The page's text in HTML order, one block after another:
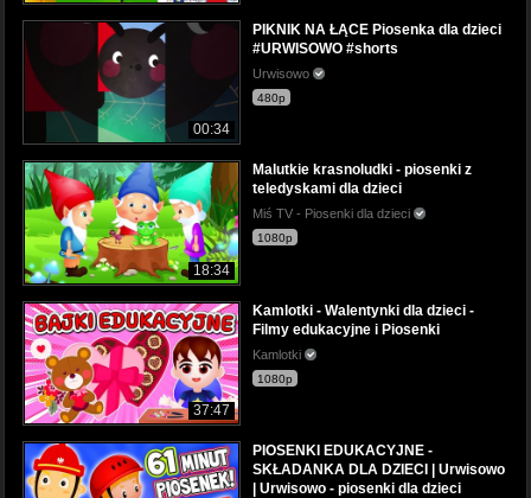
00:34
PIKNIK NA ŁĄCE Piosenka dla dzieci
#URWISOWO #shorts
Urwisowo
480p
18:34
Malutkie krasnoludki - piosenki z
teledyskami dla dzieci
Miś TV - Piosenki dla dzieci
1080p
37:47
Kamlotki - Walentynki dla dzieci -
Filmy edukacyjne i Piosenki
Kamlotki
1080p
PIOSENKI EDUKACYJNE -
SKŁADANKA DLA DZIECI | Urwisowo
| Urwisowo - piosenki dla dzieci